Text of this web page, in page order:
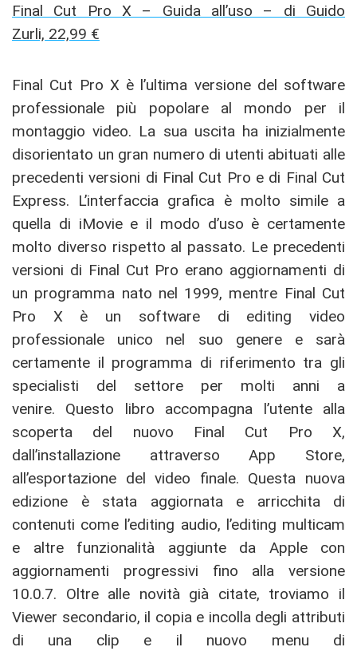
Final Cut Pro X – Guida all’uso – di Guido
Zurli, 22,99 €
Final Cut Pro X è l’ultima versione del software
professionale più popolare al mondo per il
montaggio video. La sua uscita ha inizialmente
disorientato un gran numero di utenti abituati alle
precedenti versioni di Final Cut Pro e di Final Cut
Express. L’interfaccia grafica è molto simile a
quella di iMovie e il modo d’uso è certamente
molto diverso rispetto al passato. Le precedenti
versioni di Final Cut Pro erano aggiornamenti di
un programma nato nel 1999, mentre Final Cut
Pro X è un software di editing video
professionale unico nel suo genere e sarà
certamente il programma di riferimento tra gli
specialisti del settore per molti anni a
venire. Questo libro accompagna l’utente alla
scoperta del nuovo Final Cut Pro X,
dall’installazione attraverso App Store,
all’esportazione del video finale. Questa nuova
edizione è stata aggiornata e arricchita di
contenuti come l’editing audio, l’editing multicam
e altre funzionalità aggiunte da Apple con
aggiornamenti progressivi fino alla versione
10.0.7. Oltre alle novità già citate, troviamo il
Viewer secondario, il copia e incolla degli attributi
di una clip e il nuovo menu di